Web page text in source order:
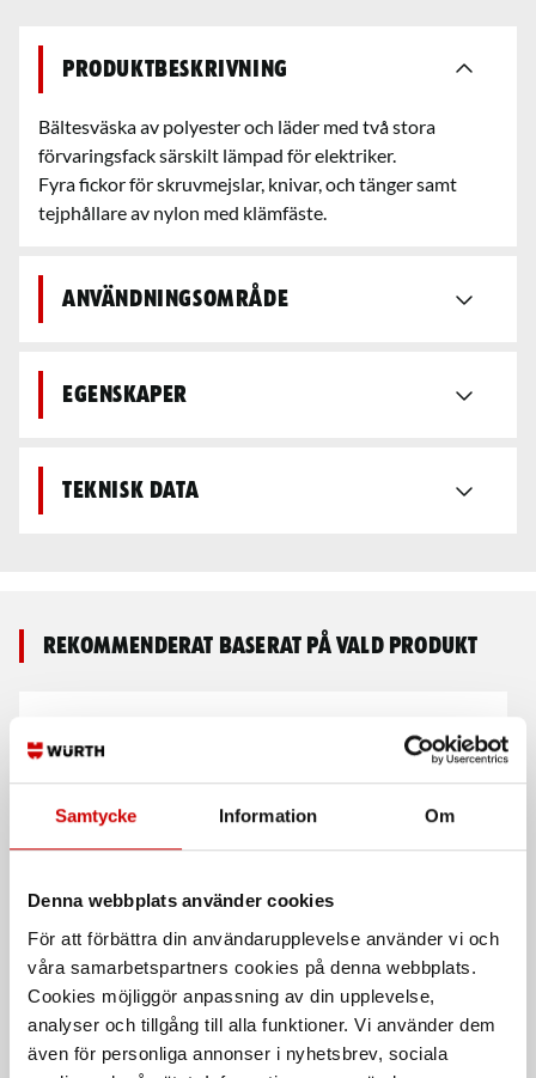
Samtycke Information Om
Denna webbplats använder cookies
För att förbättra din användarupplevelse använder vi och
våra samarbetspartners cookies på denna webbplats.
Cookies möjliggör anpassning av din upplevelse,
analyser och tillgång till alla funktioner. Vi använder dem
även för personliga annonser i nyhetsbrev, sociala
Produktbeskrivning
Bältesväska av polyester och läder med två stora
förvaringsfack särskilt lämpad för elektriker.
Fyra fickor för skruvmejslar, knivar, och tänger samt
tejphållare av nylon med klämfäste.
Användningsområde
Egenskaper
Teknisk data
Rekommenderat baserat på vald produkt
Verktygsbälte 1832
64331-4
För Snikki komfortsystem